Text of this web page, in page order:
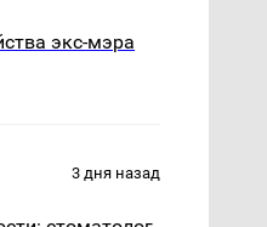
экс-мэра
3 дня назад